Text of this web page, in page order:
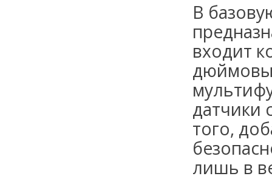
В
входит
датчики
того,
лишь в